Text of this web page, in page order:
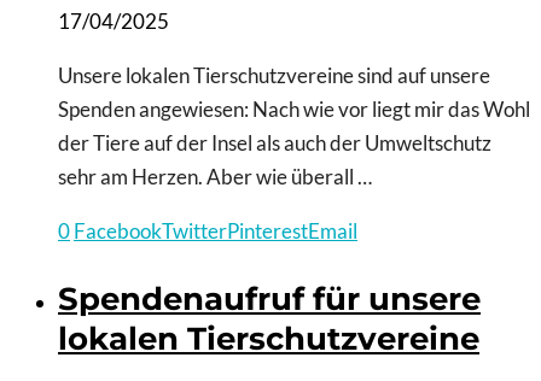
17/04/2025
Unsere lokalen Tierschutzvereine sind auf unsere
Spenden angewiesen: Nach wie vor liegt mir das Wohl
der Tiere auf der Insel als auch der Umweltschutz
sehr am Herzen. Aber wie überall …
0FacebookTwitterPinterestEmail
Spendenaufruf für unsere
lokalen Tierschutzvereine